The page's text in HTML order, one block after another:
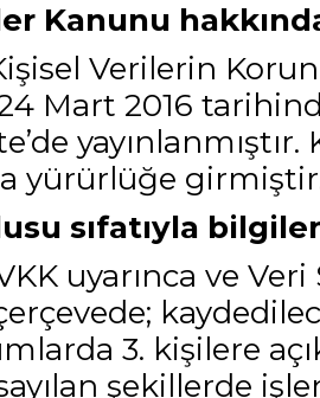
Kanunu
Verilerin
Mart 2016
yürürlüğe
sıfatıyla
uyarınca ve
çerçevede;
3. kişilere
şekillerde